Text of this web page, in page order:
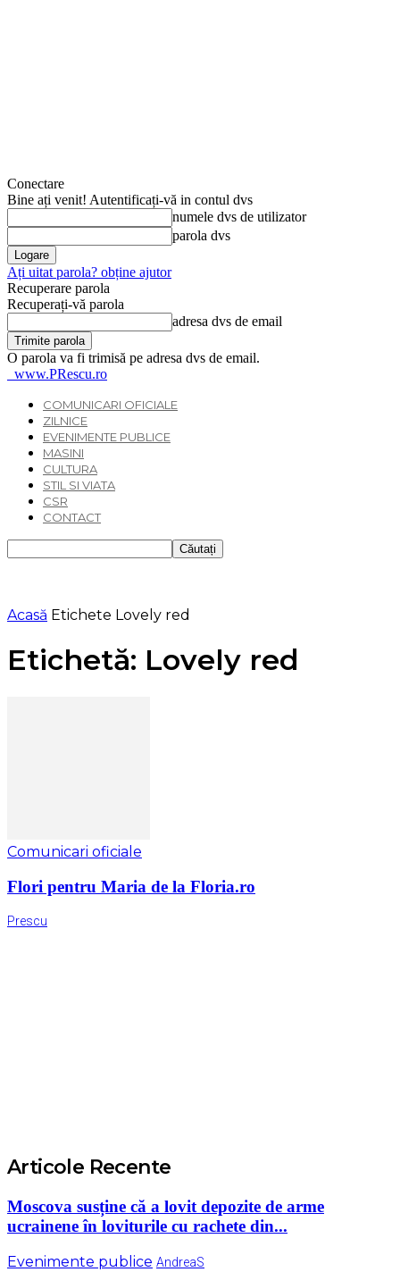
Conectare
Bine ați venit! Autentificați-vă in contul dvs
numele dvs de utilizator
parola dvs
Ați uitat parola? obține ajutor
Recuperare parola
Recuperați-vă parola
adresa dvs de email
O parola va fi trimisă pe adresa dvs de email.
www.PRescu.ro
COMUNICARI OFICIALE
ZILNICE
EVENIMENTE PUBLICE
MASINI
CULTURA
STIL SI VIATA
CSR
CONTACT
Acasă Etichete Lovely red
Etichetă: Lovely red
Comunicari oficiale
Flori pentru Maria de la Floria.ro
Prescu
Articole Recente
Moscova susține că a lovit depozite de arme
ucrainene în loviturile cu rachete din...
Evenimente publice AndreaS